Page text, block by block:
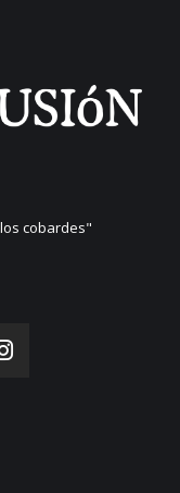
cobardes"